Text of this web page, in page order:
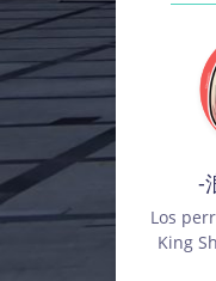
-
Los
King